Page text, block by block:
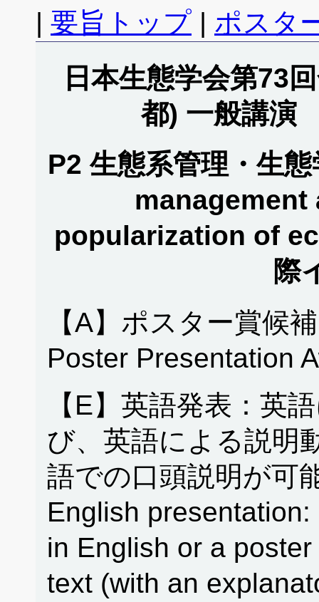
| 要旨トップ | ポスタ
日本生態学会第73
都) 一般講演
P2 生態系管理・生
popularization of
際
【A】ポスター賞候
Poster Presentation
【E】英語発表：英
び、英語による説明
語での口頭説明が可
English
in English or a
text (with an